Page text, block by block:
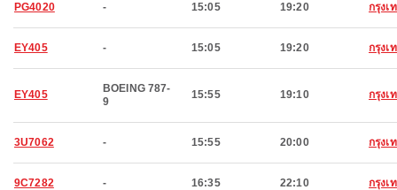
PG4020 - 15:05 19:20 กรุงเ
EY405 - 15:05 19:20 กรุงเ
EY405
BOEING 787-
9
15:55 19:10 กรุงเ
3U7062 - 15:55 20:00 กรุงเ
9C7282 - 16:35 22:10 กรุงเ